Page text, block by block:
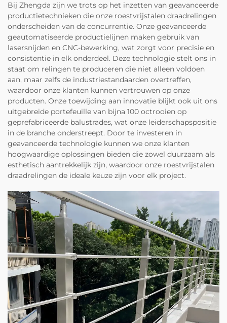
Bij Zhengda zijn we trots op het inzetten van geavanceerde
productietechnieken die onze roestvrijstalen draadrelingen
onderscheiden van de concurrentie. Onze geavanceerde
geautomatiseerde productielijnen maken gebruik van
lasersnijden en CNC-bewerking, wat zorgt voor precisie en
consistentie in elk onderdeel. Deze technologie stelt ons in
staat om relingen te produceren die niet alleen voldoen
aan, maar zelfs de industriestandaarden overtreffen,
waardoor onze klanten kunnen vertrouwen op onze
producten. Onze toewijding aan innovatie blijkt ook uit ons
uitgebreide portefeuille van bijna 100 octrooien op
geprefabriceerde balustrades, wat onze leiderschapspositie
in de branche onderstreept. Door te investeren in
geavanceerde technologie kunnen we onze klanten
hoogwaardige oplossingen bieden die zowel duurzaam als
esthetisch aantrekkelijk zijn, waardoor onze roestvrijstalen
draadrelingen de ideale keuze zijn voor elk project.